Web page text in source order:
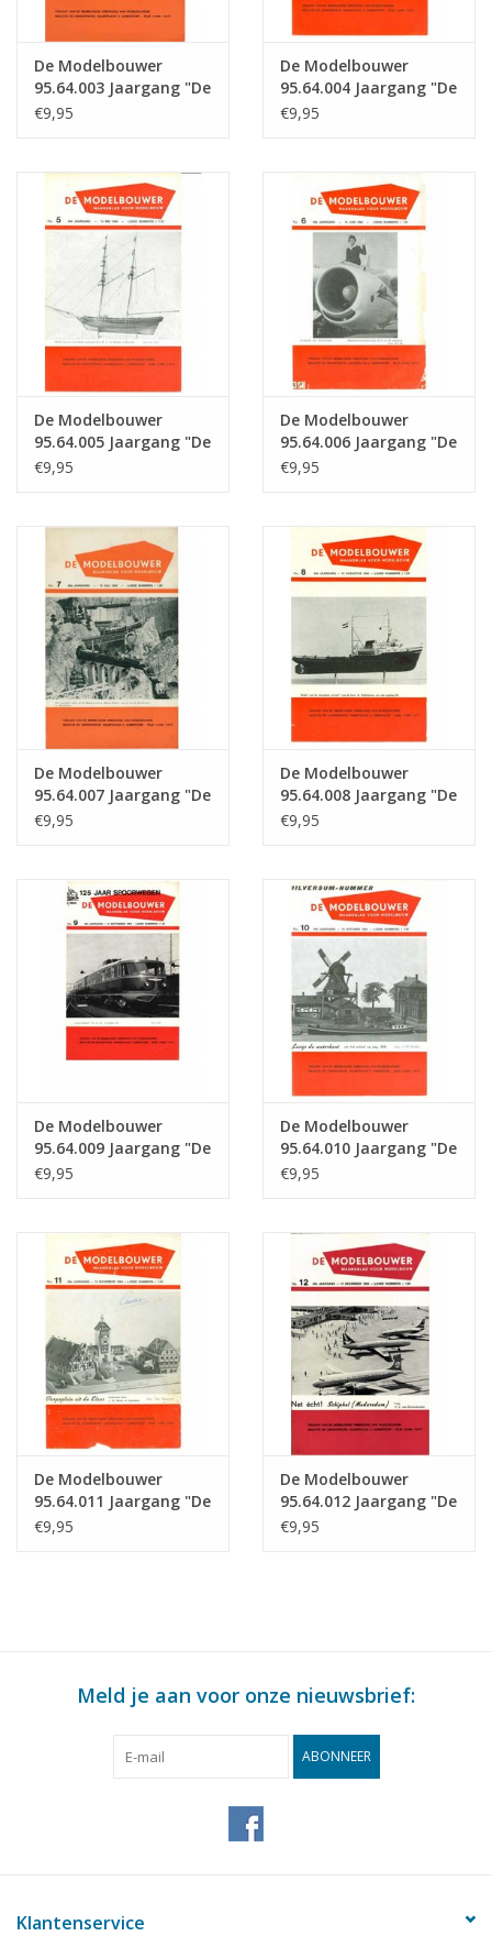
De Modelbouwer
95.64.003 Jaargang "De
Modelbouwer" Editie :
€9,95
De Modelbouwer
95.64.004 Jaargang "De
Modelbouwer" Editie :
€9,95
De Modelbouwer
95.64.005 Jaargang "De
Modelbouwer" Editie :
€9,95
De Modelbouwer
95.64.006 Jaargang "De
Modelbouwer" Editie :
€9,95
De Modelbouwer
95.64.007 Jaargang "De
Modelbouwer" Editie :
€9,95
De Modelbouwer
95.64.008 Jaargang "De
Modelbouwer" Editie :
€9,95
De Modelbouwer
95.64.009 Jaargang "De
Modelbouwer" Editie :
€9,95
De Modelbouwer
95.64.010 Jaargang "De
Modelbouwer" Editie :
€9,95
De Modelbouwer
95.64.011 Jaargang "De
Modelbouwer" Editie :
€9,95
De Modelbouwer
95.64.012 Jaargang "De
Modelbouwer" Editie :
€9,95
Meld je aan voor onze nieuwsbrief:
ABONNEER
Klantenservice